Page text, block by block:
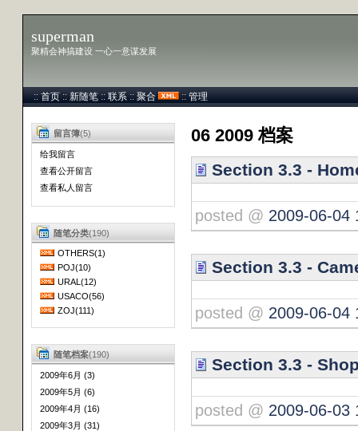
superman
聚精会神搞建设 一心一意谋发展
:: 首页 :: 新随笔 :: 联系 :: 聚合 :: 管理
留言簿(5)
给我留言
查看公开留言
查看私人留言
随笔分类(190)
OTHERS(1)
POJ(10)
URAL(12)
USACO(56)
ZOJ(111)
随笔档案(190)
2009年6月 (3)
2009年5月 (6)
2009年4月 (16)
2009年3月 (31)
06 2009 档案
Section 3.3 -
posted @ 2009-06-04
Section 3.3 -
posted @ 2009-06-04
Section 3.3 -
posted @ 2009-06-03